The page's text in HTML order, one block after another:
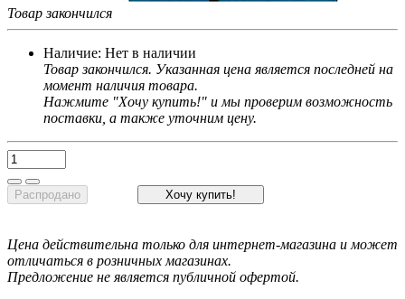
Товар закончился
Наличие: Нет в наличии
Товар закончился. Указанная цена является последней на
момент наличия товара.
Нажмите "Хочу купить!" и мы проверим возможность
поставки, а также уточним цену.
Распродано Хочу купить!
Цена действительна только для интернет-магазина и может
отличаться в розничных магазинах.
Предложение не является публичной офертой.